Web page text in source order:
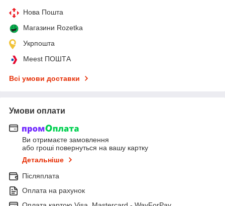
Нова Пошта
Магазини Rozetka
Укрпошта
Meest ПОШТА
Всі умови доставки
Умови оплати
Ви отримаєте замовлення
або гроші повернуться на вашу картку
Детальніше
Післяплата
Оплата на рахунок